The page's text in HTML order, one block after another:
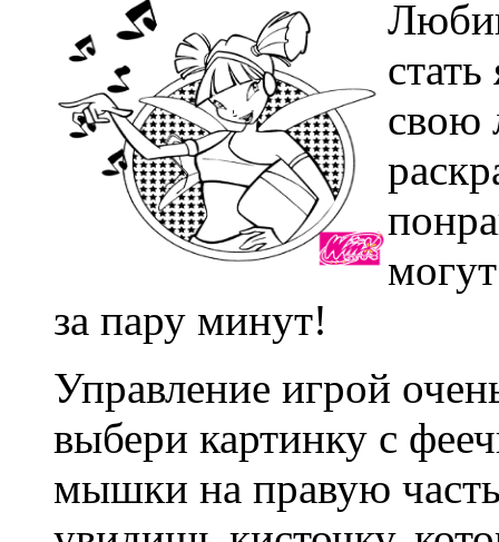
свою
за пару минут!
Управление игрой
выбери картинку с
мышки на правую